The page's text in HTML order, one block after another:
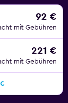
Die unten
vor Ort
Gebühren
92 €
mit Gebühren
221 €
mit Gebühren